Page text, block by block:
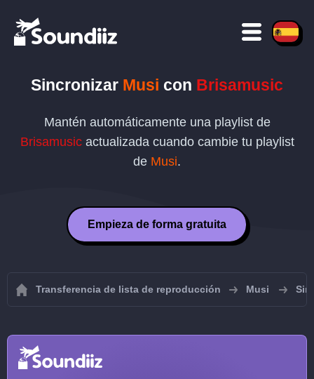
Sincronizar Musi con Brisamusic
Mantén automáticamente una playlist de
Brisamusicactualizada cuando cambie tu playlist
de Musi.
Empieza de forma gratuita
Transferencia de lista de reproducción Musi